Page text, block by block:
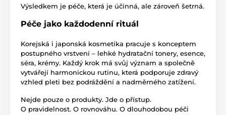
Výsledkem je péče, která je účinná, ale zároveň šetrná.
Péče jako každodenní rituál
Korejská i japonská kosmetika pracuje s konceptem
postupného vrstvení – lehké hydratační tonery, esence,
séra, krémy. Každý krok má svůj význam a společně
vytvářejí harmonickou rutinu, která podporuje zdravý
vzhled pleti bez podráždění a nadměrného zatížení.
Nejde pouze o produkty. Jde o přístup.
O pravidelnost. O rovnováhu. O dlouhodobou péči